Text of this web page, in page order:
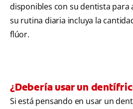
disponibles con su dentista para
su rutina diaria incluya la
flúor.
¿Debería usar un
Si está pensando en usar un